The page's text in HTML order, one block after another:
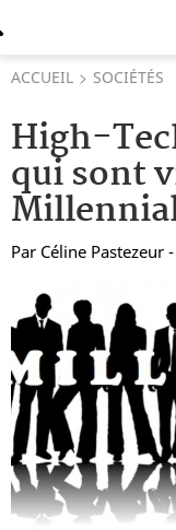
ACCUEIL SOCIÉTÉS
High-
qui sont
Par Céline Pastezeur